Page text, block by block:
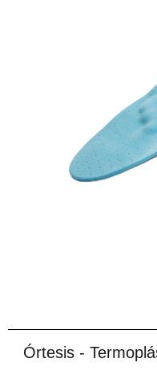
Órtesis -